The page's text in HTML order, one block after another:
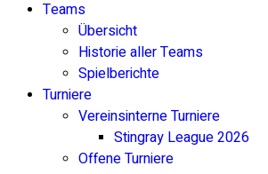
Teams
Übersicht
Historie aller Teams
Spielberichte
Turniere
Vereinsinterne Turniere
Stingray League 2026
Offene Turniere